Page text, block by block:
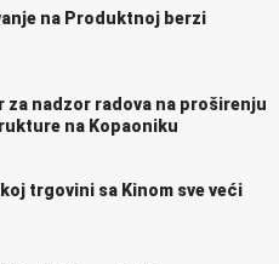
na Produktnoj berzi
za nadzor radova na proširenju
na Kopaoniku
trgovini sa Kinom sve veći